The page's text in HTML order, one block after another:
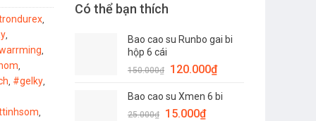
Có thể bạn thích
Bao cao su Runbo gai bi
hộp 6 cái
150.000₫
Giá
là:
150.000₫.
120.000₫Giá
tại
Bao cao su Xmen 6 bi
25.000₫
Giá
15.000₫Giá
#gelky